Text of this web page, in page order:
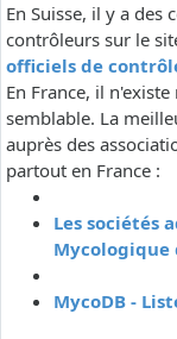
En Suisse, il y a
contrôleurs sur le
officiels de
En France, il
semblable. La
auprès des
partout en France :
Les sociétés
Mycologique
MycoDB -